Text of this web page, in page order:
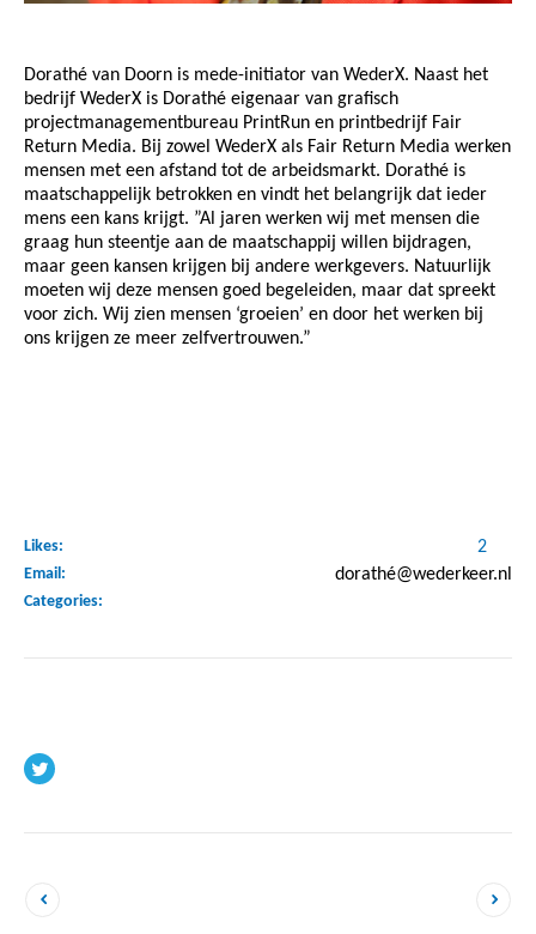
Dorathé van Doorn is mede-initiator van WederX. Naast het
bedrijf WederX is Dorathé eigenaar van grafisch
projectmanagementbureau PrintRun en printbedrijf Fair
Return Media. Bij zowel WederX als Fair Return Media werken
mensen met een afstand tot de arbeidsmarkt. Dorathé is
maatschappelijk betrokken en vindt het belangrijk dat ieder
mens een kans krijgt. ”Al jaren werken wij met mensen die
graag hun steentje aan de maatschappij willen bijdragen,
maar geen kansen krijgen bij andere werkgevers. Natuurlijk
moeten wij deze mensen goed begeleiden, maar dat spreekt
voor zich. Wij zien mensen ‘groeien’ en door het werken bij
ons krijgen ze meer zelfvertrouwen.”
Likes: 2
Email: dorathé@wederkeer.nl
Categories: